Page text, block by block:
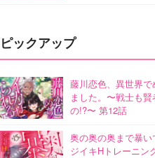
ピックアップ
藤川恋色、異世界
ました。〜戦士も
の!?〜 第12話
奥の奥の奥まで暴
ジイキHトレーニン